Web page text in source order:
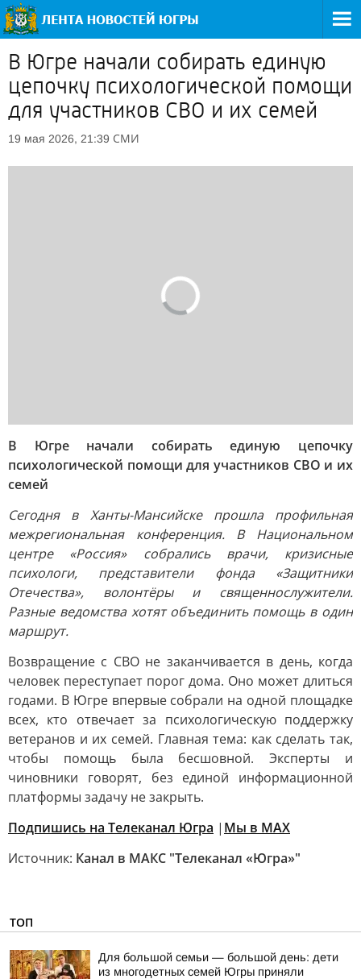
В Югре начали собирать единую
цепочку психологической помощи
для участников СВО и их семей
19 мая 2026, 21:39 СМИ
В Югре начали собирать единую цепочку
психологической помощи для участников СВО и их
семей
Сегодня в Ханты-Мансийске прошла профильная
межрегиональная конференция. В Национальном
центре «Россия» собрались врачи, кризисные
психологи, представители фонда «Защитники
Отечества», волонтёры и священнослужители.
Разные ведомства хотят объединить помощь в один
маршрут.
Возвращение с СВО не заканчивается в день, когда
человек переступает порог дома. Оно может длиться
годами. В Югре впервые собрали на одной площадке
всех, кто отвечает за психологическую поддержку
ветеранов и их семей. Главная тема: как сделать так,
чтобы помощь была бесшовной. Эксперты и
чиновники говорят, без единой информационной
платформы задачу не закрыть.
Подпишись на Телеканал Югра | Мы в MAX
Источник: Канал в МАКС "Телеканал «Югра»"
ТОП
Для большой семьи — большой день: дети
из многодетных семей Югры приняли